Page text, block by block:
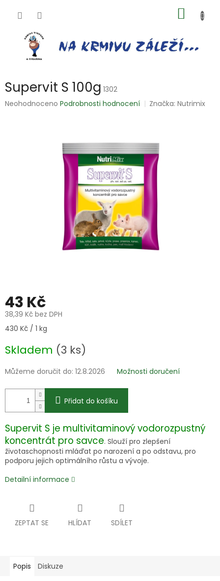
KOŠÍK
Supervit S 100g 1302
Průměrné
Neohodnoceno Podrobnosti hodnocení Značka:Nutrimix
43 Kč
38,39 Kč bez DPH
Měrná
430 Kč / 1 kg
Skladem (3 ks)
Můžeme doručit do: 12.8.2026 Možnosti doručení
Přidat do košíku
Supervit S je multivitaminový vodorozpustný
koncentrát pro savce. Slouží pro zlepšení
životaschopnosti mláďat po narození a po odstavu, pro
podporu jejich optimálního růstu a vývoje.
Detailní informace
ZEPTAT SE HLÍDAT SDÍLET
Popis Diskuze